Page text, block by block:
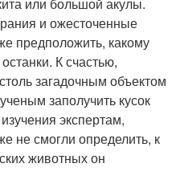
или большой акулы.
и ожесточенные
предположить, какому
К счастью,
загадочным объектом
заполучить кусок
экспертам,
не смогли определить, к
животных он